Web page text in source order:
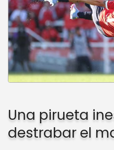
Una pirueta
destrabar el